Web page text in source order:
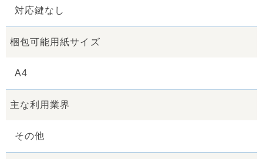
対応鍵なし
梱包可能用紙サイズ
A4
主な利用業界
その他